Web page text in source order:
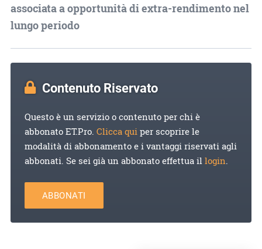
associata a opportunità di extra-rendimento nel
lungo periodo
Contenuto Riservato
Questo è un servizio o contenuto per chi è
abbonato ET.Pro. Clicca quiper scoprire le
modalità di abbonamento e i vantaggi riservati agli
abbonati. Se sei già un abbonato effettua illogin.
ABBONATI